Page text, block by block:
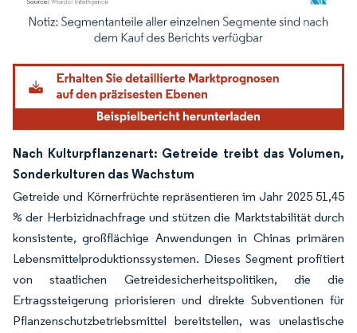
Bild © Mordor Intelligence. Wiederverwendung erfordert Namensnennung
Nach Kulturpflanzenart: Getreide treibt das Volumen,
Sonderkulturen das Wachstum
Getreide und Körnerfrüchte repräsentieren im Jahr 2025 51,45
% der Herbizidnachfrage und stützen die Marktstabilität durch
konsistente, großflächige Anwendungen in Chinas primären
Lebensmittelproduktionssystemen. Dieses Segment profitiert
von staatlichen Getreidesicherheitspolitiken, die die
Ertragssteigerung priorisieren und direkte Subventionen für
Pflanzenschutzbetriebsmittel bereitstellen, was unelastische